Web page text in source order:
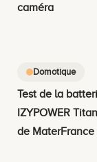
caméra
Domotique
Test de la
IZYPOWER
de MaterFrance